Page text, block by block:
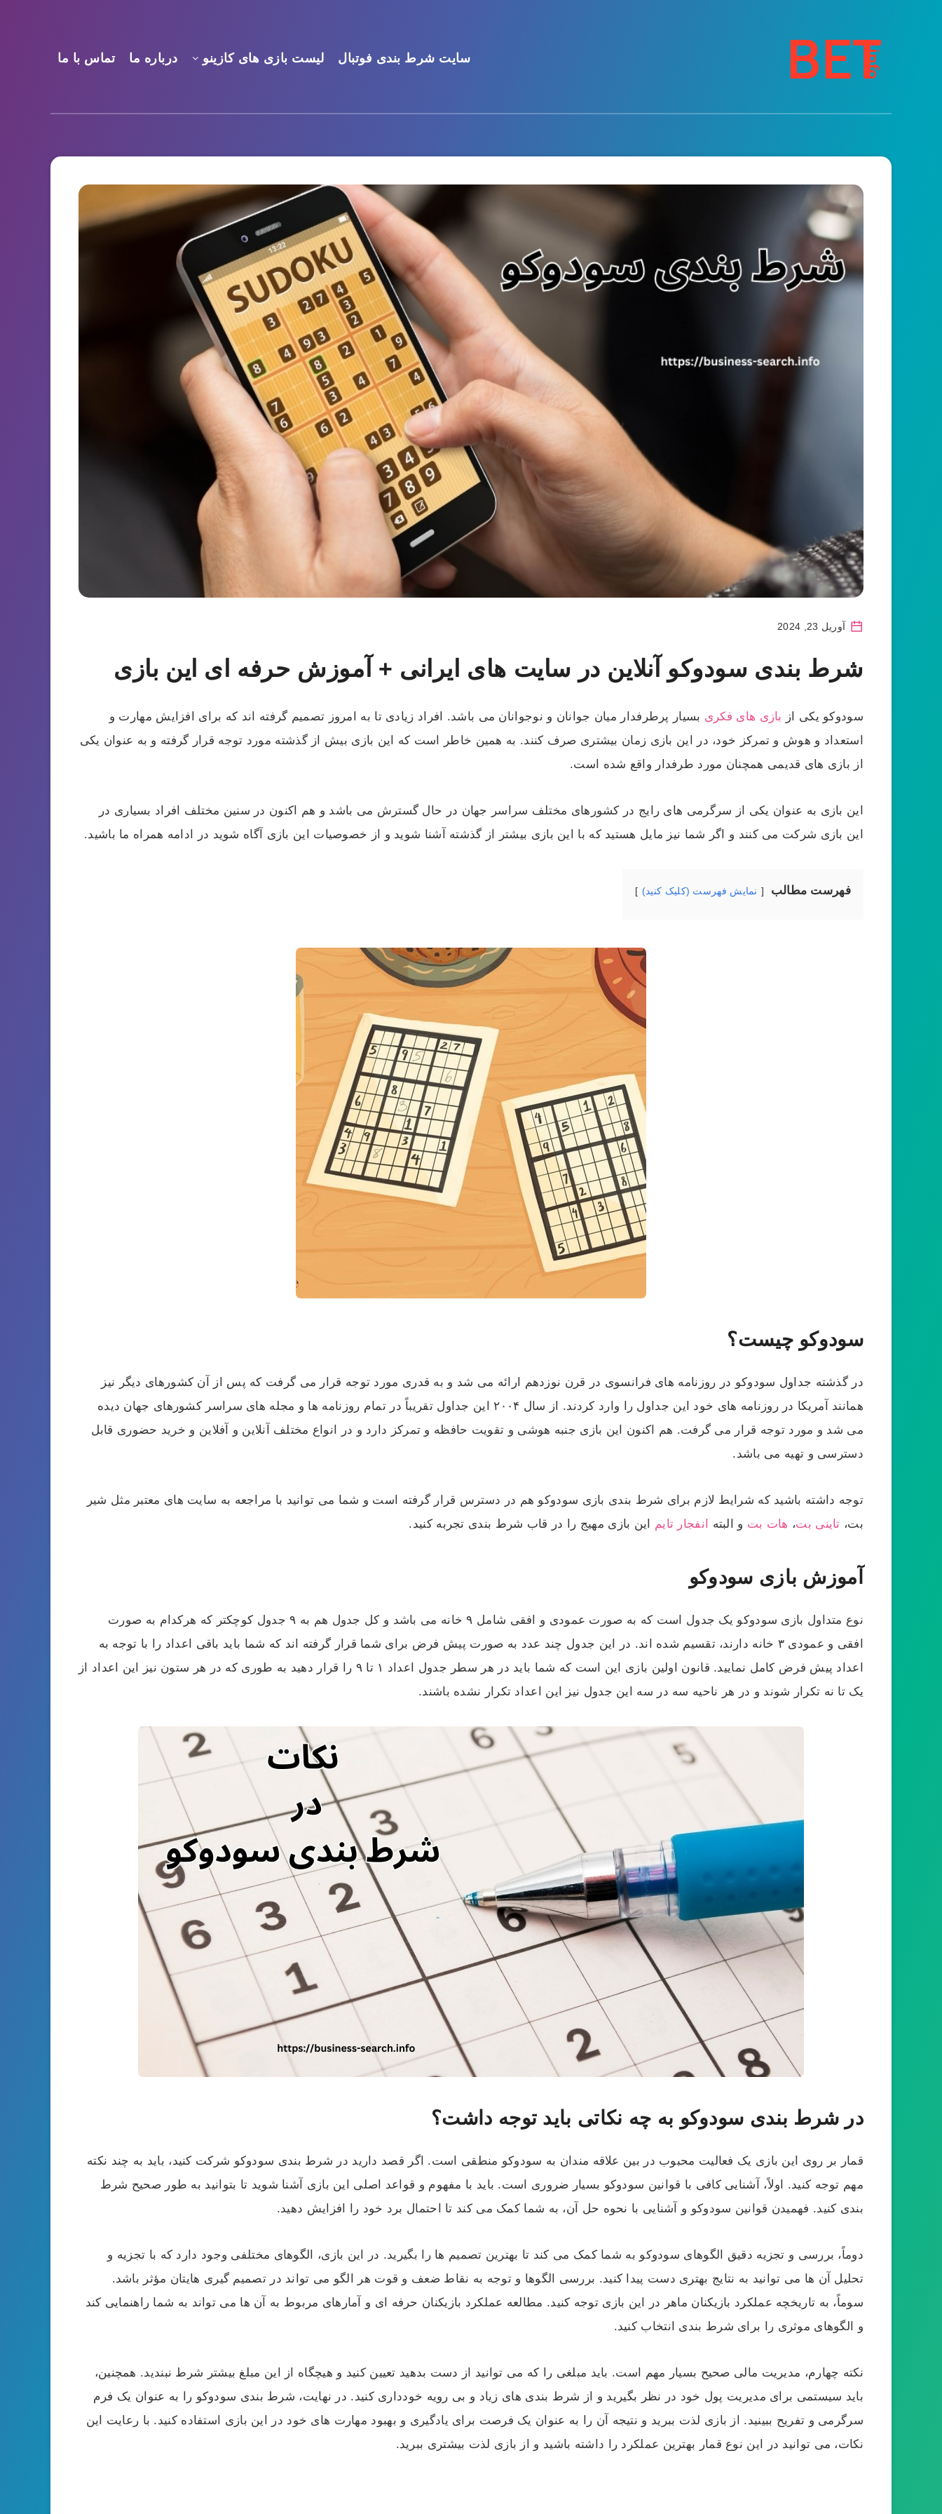
سایت شرط بندی فوتبال لیست بازی های کازینو درباره ما تماس با ما
آوریل 23, 2024
شرط بندی سودوکو آنلاین در سایت های ایرانی + آموزش حرفه ای این بازی
سودوکو یکی از بازی های فکری بسیار پرطرفدار میان جوانان و نوجوانان می باشد. افراد زیادی تا به امروز تصمیم گرفته اند که برای افزایش مهارت و
استعداد و هوش و تمرکز خود، در این بازی زمان بیشتری صرف کنند. به همین خاطر است که این بازی بیش از گذشته مورد توجه قرار گرفته و به عنوان یکی
از بازی های قدیمی همچنان مورد طرفدار واقع شده است.
این بازی به عنوان یکی از سرگرمی های رایج در کشورهای مختلف سراسر جهان در حال گسترش می باشد و هم اکنون در سنین مختلف افراد بسیاری در
این بازی شرکت می‌ کنند و اگر شما نیز مایل هستید که با این بازی بیشتر از گذشته آشنا شوید و از خصوصیات این بازی آگاه شوید در ادامه همراه ما باشید.
فهرست مطالب نمایش فهرست (کلیک کنید)
سودوکو چیست؟
در گذشته جداول سودوکو در روزنامه های فرانسوی در قرن نوزدهم ارائه می شد و به قدری مورد توجه قرار می گرفت که پس از آن کشورهای دیگر نیز
همانند آمریکا در روزنامه های خود این جداول را وارد کردند. از سال ۲۰۰۴ این جداول تقریباً در تمام روزنامه ها و مجله های سراسر کشورهای جهان دیده
می شد و مورد توجه قرار می گرفت. هم اکنون این بازی جنبه هوشی و تقویت حافظه و تمرکز دارد و در انواع مختلف آنلاین و آفلاین و خرید حضوری قابل
دسترسی و تهیه می باشد.
توجه داشته باشید که شرایط لازم برای شرط بندی بازی سودوکو هم در دسترس قرار گرفته است و شما می توانید با مراجعه به سایت های معتبر مثل شیر
بت، تاینی بت، هات بت و البته انفجار تایم این بازی مهیج را در قاب شرط بندی تجربه کنید.
آموزش بازی سودوکو
نوع متداول بازی سودوکو یک جدول است که به صورت عمودی و افقی شامل ۹ خانه می باشد و کل جدول هم به ۹ جدول کوچکتر که هرکدام به صورت
افقی و عمودی ۳ خانه دارند، تقسیم شده‌ اند. در این جدول چند عدد به صورت پیش فرض برای شما قرار گرفته اند که شما باید باقی اعداد را با توجه به
اعداد پیش فرض کامل نمایید. قانون اولین بازی این است که شما باید در هر سطر جدول اعداد ۱ تا ۹ را قرار دهید به طوری که در هر ستون نیز این اعداد از
یک تا نه تکرار شوند و در هر ناحیه سه در سه این جدول نیز این اعداد تکرار نشده باشند.
در شرط بندی سودوکو به چه نکاتی باید توجه داشت؟
قمار بر روی این بازی یک فعالیت محبوب در بین علاقه‌ مندان به سودوکو منطقی است. اگر قصد دارید در شرط بندی سودوکو شرکت کنید، باید به چند نکته
مهم توجه کنید. اولاً، آشنایی کافی با قوانین سودوکو بسیار ضروری است. باید با مفهوم و قواعد اصلی این بازی آشنا شوید تا بتوانید به طور صحیح شرط
بندی کنید. فهمیدن قوانین سودوکو و آشنایی با نحوه حل آن، به شما کمک می‌ کند تا احتمال برد خود را افزایش دهید.
دوماً، بررسی و تجزیه دقیق الگوهای سودوکو به شما کمک می‌ کند تا بهترین تصمیم‌ ها را بگیرید. در این بازی، الگوهای مختلفی وجود دارد که با تجزیه و
تحلیل آن‌ ها می‌ توانید به نتایج بهتری دست پیدا کنید. بررسی الگوها و توجه به نقاط ضعف و قوت هر الگو می‌ تواند در تصمیم‌ گیری‌ هایتان مؤثر باشد.
سوماً، به تاریخچه‌ عملکرد بازیکنان ماهر در این بازی توجه کنید. مطالعه‌ عملکرد بازیکنان حرفه‌ ای و آمارهای مربوط به آن‌ ها می‌ تواند به شما راهنمایی کند
و الگوهای موثری را برای شرط بندی انتخاب کنید.
نکته چهارم، مدیریت مالی صحیح بسیار مهم است. باید مبلغی را که می‌ توانید از دست بدهید تعیین کنید و هیچگاه از این مبلغ بیشتر شرط نبندید. همچنین،
باید سیستمی برای مدیریت پول خود در نظر بگیرید و از شرط بندی‌ های زیاد و بی‌ رویه خودداری کنید. در نهایت، شرط بندی سودوکو را به عنوان یک فرم
سرگرمی و تفریح ببینید. از بازی لذت ببرید و نتیجه‌ آن را به عنوان یک فرصت برای یادگیری و بهبود مهارت‌ های خود در این بازی استفاده کنید. با رعایت این
نکات، می‌ توانید در این نوع قمار بهترین عملکرد را داشته باشید و از بازی لذت بیشتری ببرید.